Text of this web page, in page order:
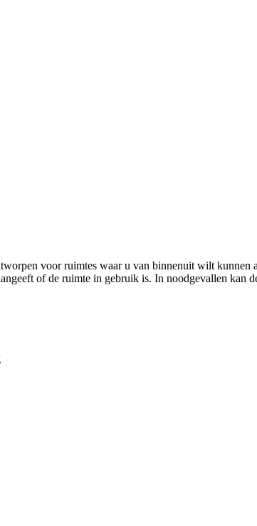
voor ruimtes waar u van binnenuit wilt kunnen
of de ruimte in gebruik is. In noodgevallen kan